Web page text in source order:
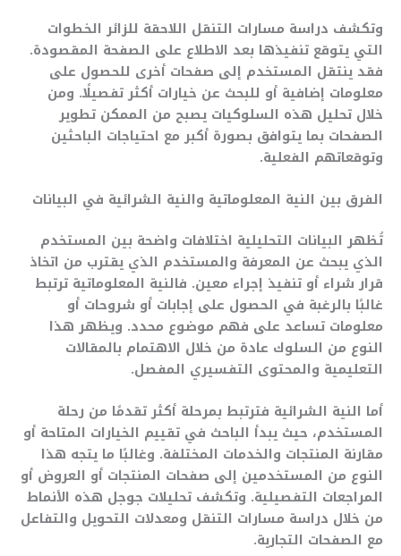
وتكشف دراسة مسارات التنقل اللاحقة للزائر الخطوات
التي يتوقع تنفيذها بعد الاطلاع على الصفحة المقصودة.
فقد ينتقل المستخدم إلى صفحات أخرى للحصول على
معلومات إضافية أو للبحث عن خيارات أكثر تفصيلًا. ومن
خلال تحليل هذه السلوكيات يصبح من الممكن تطوير
الصفحات بما يتوافق بصورة أكبر مع احتياجات الباحثين
وتوقعاتهم الفعلية.
الفرق بين النية المعلوماتية والنية الشرائية في البيانات
تُظهر البيانات التحليلية اختلافات واضحة بين المستخدم
الذي يبحث عن المعرفة والمستخدم الذي يقترب من اتخاذ
قرار شراء أو تنفيذ إجراء معين. فالنية المعلوماتية ترتبط
غالبًا بالرغبة في الحصول على إجابات أو شروحات أو
معلومات تساعد على فهم موضوع محدد. ويظهر هذا
النوع من السلوك عادة من خلال الاهتمام بالمقالات
التعليمية والمحتوى التفسيري المفصل.
أما النية الشرائية فترتبط بمرحلة أكثر تقدمًا من رحلة
المستخدم، حيث يبدأ الباحث في تقييم الخيارات المتاحة أو
مقارنة المنتجات والخدمات المختلفة. وغالبًا ما يتجه هذا
النوع من المستخدمين إلى صفحات المنتجات أو العروض أو
المراجعات التفصيلية. وتكشف تحليلات جوجل هذه الأنماط
من خلال دراسة مسارات التنقل ومعدلات التحويل والتفاعل
مع الصفحات التجارية.